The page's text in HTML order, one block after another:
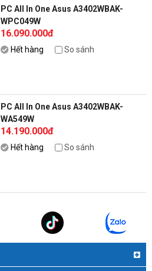
PC All In One Asus A3402WBAK-
WPC049W
16.090.000đ
Hết hàng So sánh
PC All In One Asus A3402WBAK-
WA549W
14.190.000đ
Hết hàng So sánh